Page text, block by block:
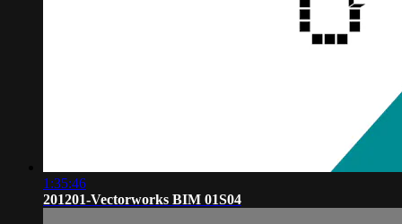
1:35:46
201201-Vectorworks BIM 01S04